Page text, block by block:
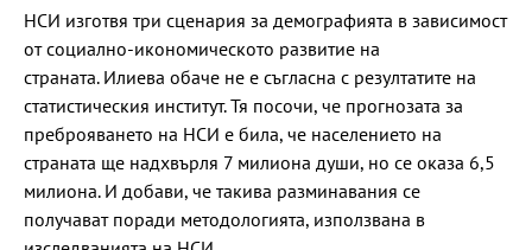
НСИ изготвя три сценария за демографията в зависимост
от социално-икономическото развитие на
страната. Илиева обаче не е съгласна с резултатите на
статистическия институт. Тя посочи, че прогнозата за
преброяването на НСИ е била, че населението на
страната ще надхвърля 7 милиона души, но се оказа 6,5
милиона. И добави, че такива разминавания се
получават поради методологията, използвана в